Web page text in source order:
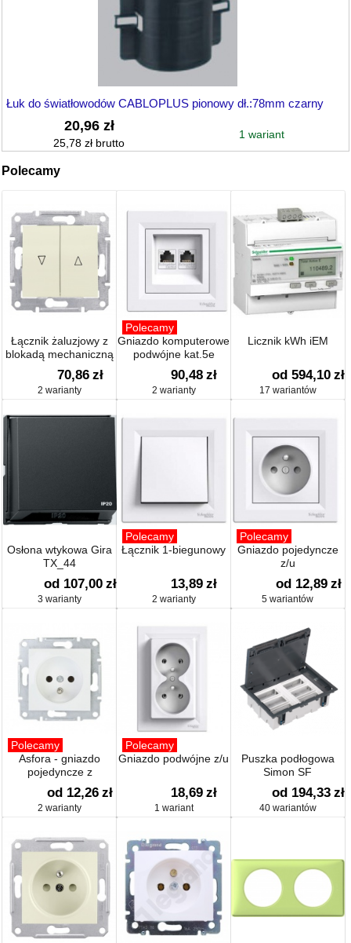
Łuk do światłowodów CABLOPLUS pionowy dł.:78mm czarny
20,96 zł
25,78 zł brutto
1 wariant
Polecamy
Łącznik żaluzjowy z
blokadą mechaniczną
70,86 zł
2 warianty
Polecamy
Gniazdo komputerowe
podwójne kat.5e
90,48 zł
2 warianty
Licznik kWh iEM
od 594,10 zł
17 wariantów
Osłona wtykowa Gira
TX_44
od 107,00 zł
3 warianty
Polecamy
Łącznik 1-biegunowy
13,89 zł
2 warianty
Polecamy
Gniazdo pojedyncze
z/u
od 12,89 zł
5 wariantów
Polecamy
Asfora - gniazdo
pojedyncze z
uziemieniem
od 12,26 zł
2 warianty
Polecamy
Gniazdo podwójne z/u
18,69 zł
1 wariant
Puszka podłogowa
Simon SF
od 194,33 zł
40 wariantów